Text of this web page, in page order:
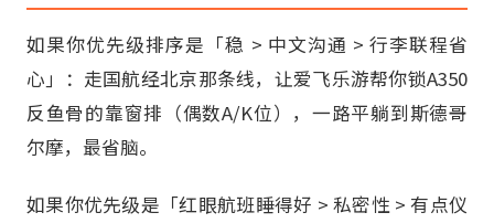
如果你优先级排序是「稳 > 中文沟通 > 行李联程省
心」：走国航经北京那条线，让爱飞乐游帮你锁A350
反鱼骨的靠窗排（偶数A/K位），一路平躺到斯德哥
尔摩，最省脑。
如果你优先级是「红眼航班睡得好 > 私密性 > 有点仪